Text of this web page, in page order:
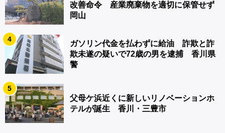
改善命令 産業廃棄物を適切に保管せず
岡山
4
ガソリン代金を払わずに給油 詐欺と詐
欺未遂の疑いで72歳の男を逮捕 香川県
警
5
父母ケ浜近くに新しいリノベーションホ
テルが誕生 香川・三豊市